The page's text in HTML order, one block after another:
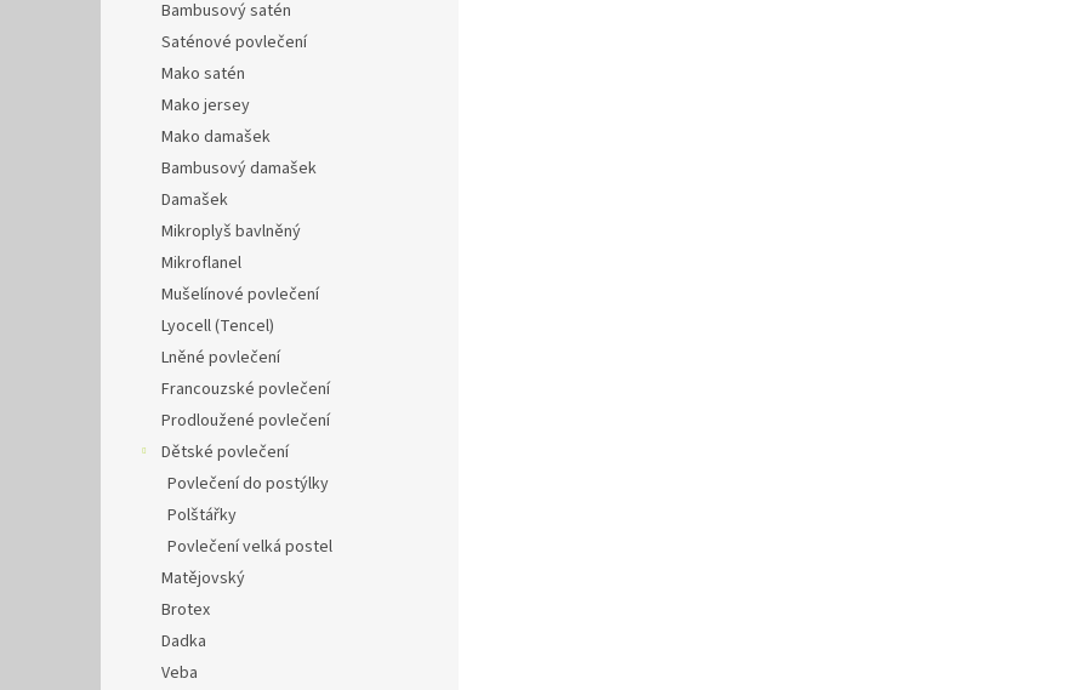
Bambusový satén
Saténové povlečení
Mako satén
Mako jersey
Mako damašek
Bambusový damašek
Damašek
Mikroplyš bavlněný
Mikroflanel
Mušelínové povlečení
Lyocell (Tencel)
Lněné povlečení
Francouzské povlečení
Prodloužené povlečení
Dětské povlečení
Povlečení do postýlky
Polštářky
Povlečení velká postel
Matějovský
Brotex
Dadka
Veba